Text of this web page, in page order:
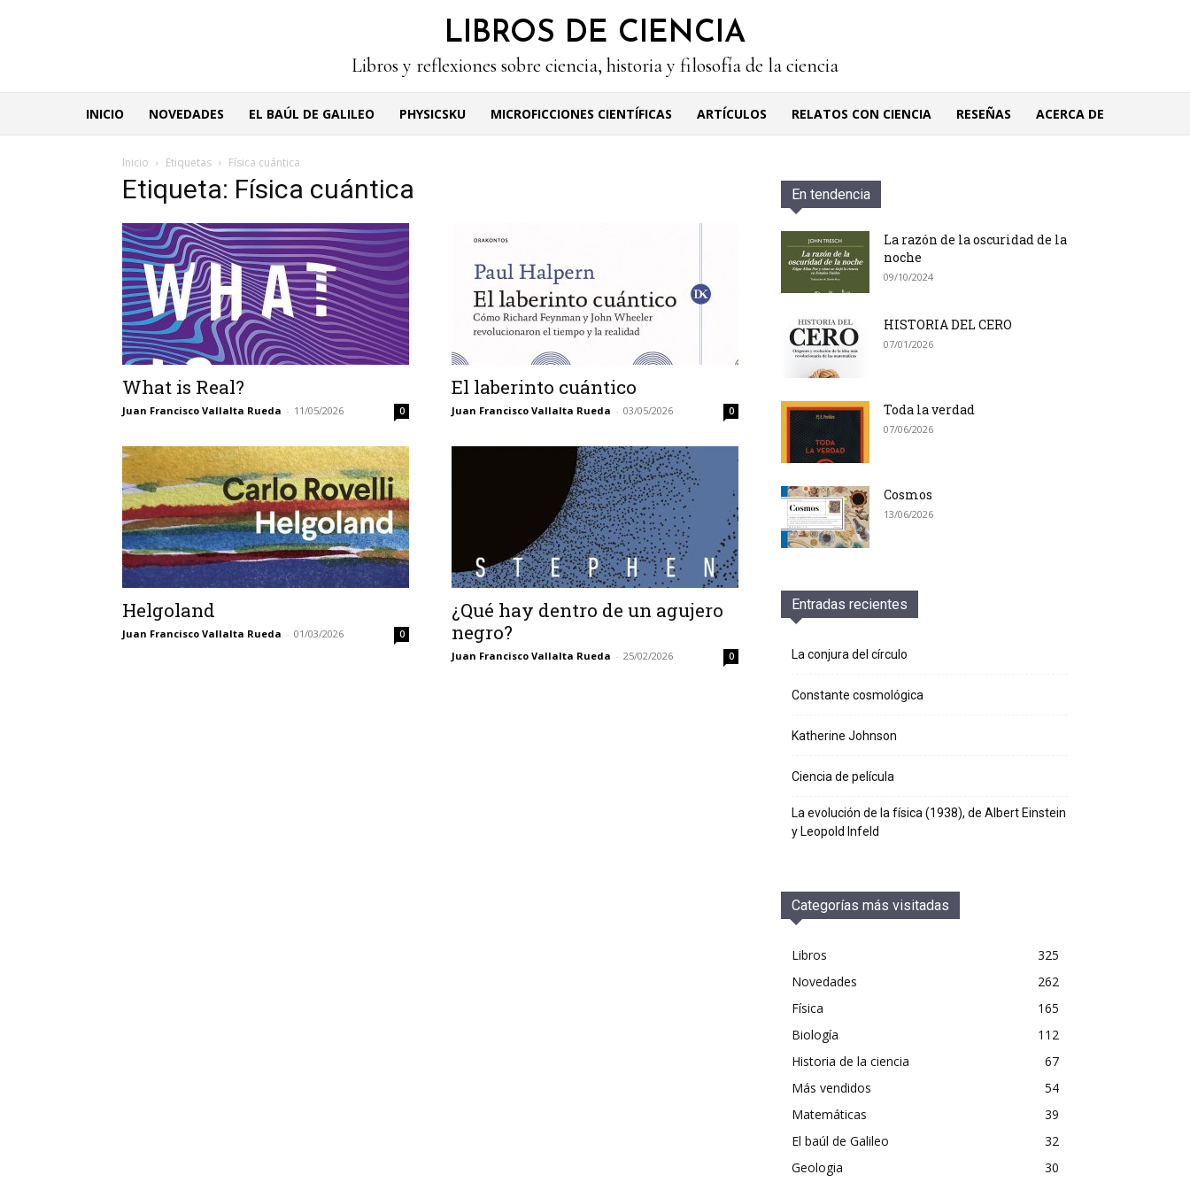
LIBROS DE CIENCIA
Libros y reflexiones sobre ciencia, historia y filosofía de la ciencia
INICIO NOVEDADES EL BAÚL DE GALILEO PHYSICSKU MICROFICCIONES CIENTÍFICAS ARTÍCULOS RELATOS CON CIENCIA RESEÑAS ACERCA DE
Inicio Etiquetas Física cuántica
Etiqueta: Física cuántica
What is Real?
Juan Francisco Vallalta Rueda - 11/05/2026 0
El laberinto cuántico
Juan Francisco Vallalta Rueda - 03/05/2026 0
Helgoland
Juan Francisco Vallalta Rueda - 01/03/2026 0
¿Qué hay dentro de un agujero
negro?
Juan Francisco Vallalta Rueda - 25/02/2026 0
En tendencia
La razón de la oscuridad de la
noche
09/10/2024
HISTORIA DEL CERO
07/01/2026
Toda la verdad
07/06/2026
Cosmos
13/06/2026
Entradas recientes
La conjura del círculo
Constante cosmológica
Katherine Johnson
Ciencia de película
La evolución de la física (1938), de Albert Einstein
y Leopold Infeld
Categorías más visitadas
Libros
325
Novedades
262
Física
165
Biología
112
Historia de la ciencia
67
Más vendidos
54
Matemáticas
39
El baúl de Galileo
32
Geologia
30